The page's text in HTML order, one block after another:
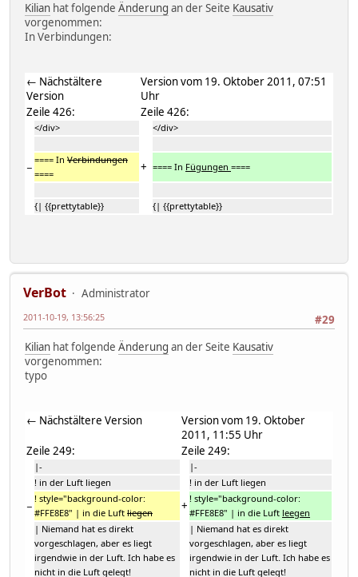
Kilian hat folgende Änderung an der Seite Kausativ
vorgenommen:
In Verbindungen:
← Nächstältere
Version
Version vom 19. Oktober 2011, 07:51
Uhr
Zeile 426:
Zeile 426:
</div> </div>
−
==== In Verbindungen
====
+ ==== In Fügungen ====
{| {{prettytable}} {| {{prettytable}}
VerBot
Administrator
#29
2011-10-19, 13:56:25
Kilian hat folgende Änderung an der Seite Kausativ
vorgenommen:
typo
← Nächstältere Version
Version vom 19. Oktober
2011, 11:55 Uhr
Zeile 249:
Zeile 249:
|-
|-
! in der Luft liegen
! in der Luft liegen
−
! style="background-color:
#FFE8E8" | in die Luft liegen +
! style="background-color:
#FFE8E8" | in die Luft leegen
| Niemand hat es direkt
vorgeschlagen, aber es liegt
irgendwie in der Luft. Ich habe es
nicht in die Luft gelegt!
| Niemand hat es direkt
vorgeschlagen, aber es liegt
irgendwie in der Luft. Ich habe es
nicht in die Luft gelegt!